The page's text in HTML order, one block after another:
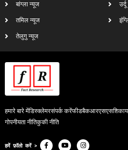
बांग्ला न्यूज
तमिल न्यूज
तेलुगु न्यूज
हमारे बारे मेंडिस्क्लेमरसंपर्क करेंफीडबैकआरएसएस
गोपनीयता नीतिकुकी नीति
हमें फ़ॉलो करें >